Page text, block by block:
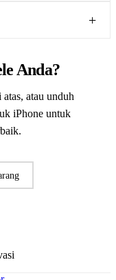
Anda?
atau unduh
iPhone untuk